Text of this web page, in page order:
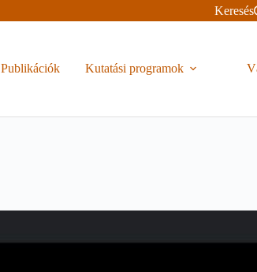
Keresés
Publikációk Kutatási programok